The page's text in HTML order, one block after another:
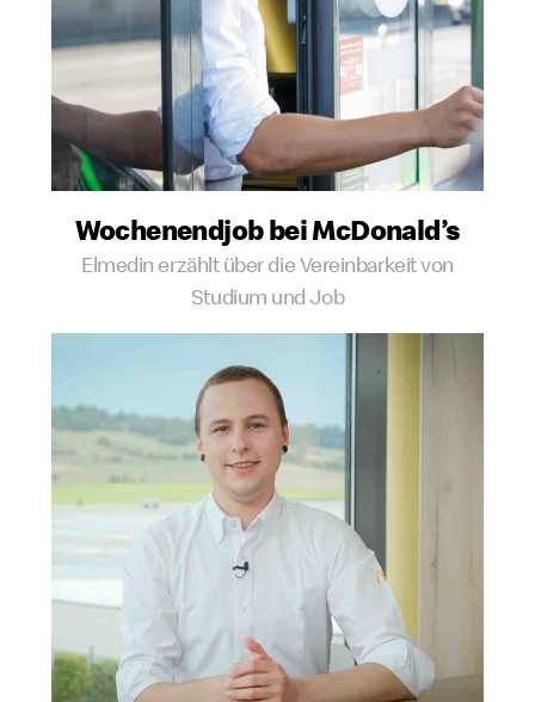
Wochenend­job bei McDonald’s
Elmedin erzählt über die Vereinbarkeit von
Studium und Job